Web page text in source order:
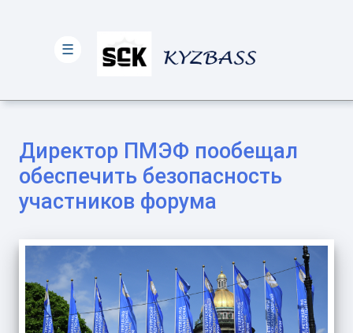
Директор ПМЭФ пообещал
обеспечить безопасность
участников форума
☰